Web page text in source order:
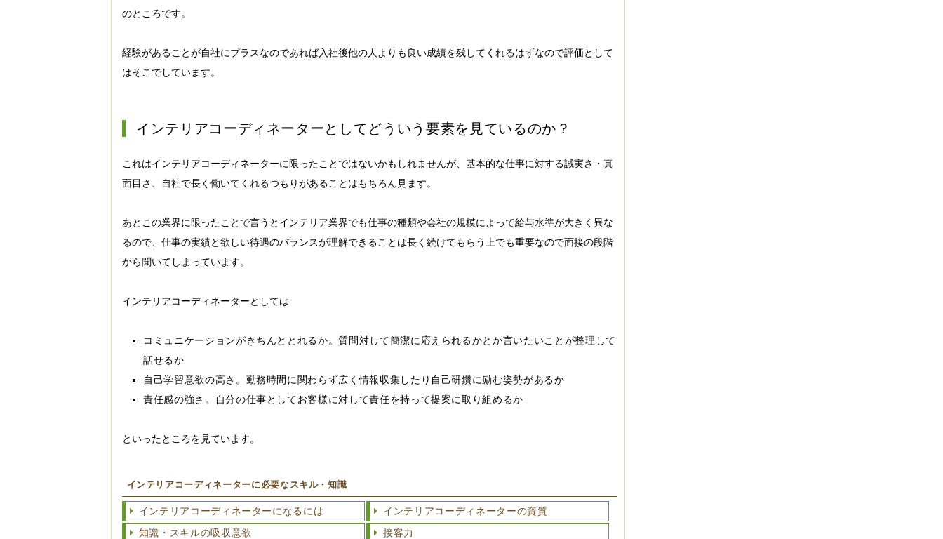
のところです。
経験があることが自社にプラスなのであれば入社後他の人よりも良い成績を残してくれるはずなので評価として
はそこでしています。
インテリアコーディネーターとしてどういう要素を見ているのか？
これはインテリアコーディネーターに限ったことではないかもしれませんが、基本的な仕事に対する誠実さ・真
面目さ、自社で長く働いてくれるつもりがあることはもちろん見ます。
あとこの業界に限ったことで言うとインテリア業界でも仕事の種類や会社の規模によって給与水準が大きく異な
るので、仕事の実績と欲しい待遇のバランスが理解できることは長く続けてもらう上でも重要なので面接の段階
から聞いてしまっています。
インテリアコーディネーターとしては
コミュニケーションがきちんととれるか。質問対して簡潔に応えられるかとか言いたいことが整理して
話せるか
自己学習意欲の高さ。勤務時間に関わらず広く情報収集したり自己研鑽に励む姿勢があるか
責任感の強さ。自分の仕事としてお客様に対して責任を持って提案に取り組めるか
といったところを見ています。
インテリアコーディネーターに必要なスキル・知識
インテリアコーディネーターになるには インテリアコーディネーターの資質
知識・スキルの吸収意欲 接客力